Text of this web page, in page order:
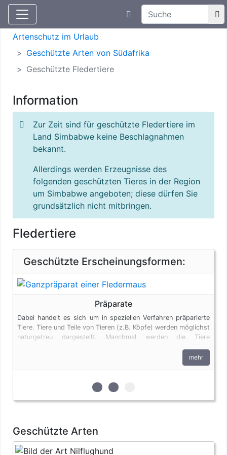
Aktuelle Meldungen
Suchtexteingabe
Artenschutz
Artenschutz im Urlaub
Geschützte Arten von Südafrika
Geschützte Fledertiere
Information
Zur Zeit sind für geschützte Fledertiere im
Land Simbabwe keine Beschlagnahmen
bekannt.
Allerdings werden Erzeugnisse des
folgenden geschützten Tieres in der Region
um Simbabwe angeboten; diese dürfen Sie
grundsätzlich nicht mitbringen.
Fledertiere
Geschützte Erscheinungsformen:
Präparate
Dabei handelt es sich um in speziellen Verfahren präparierte
Tiere. Tiere und Teile von Tieren (z.B. Köpfe) werden möglichst
naturgetreu dargestellt. Manchmal werden die Tiere
dargestellt. Auch Tierpräparate unterliegen den
artenschutzrechtlichen Bestimmungen. Bei privaten Einfuhren
bis zu vier Erzeugnisse von Krokodilen des Anhangs B pro
transportiert werden. Fleisch und Jagdtrophäen sind von
mehr
zur 1. geschützten
zur 2. geschützten
Geschützte Arten